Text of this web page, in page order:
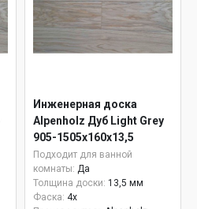
Инженерная доска
Alpenholz Дуб Light Grey
905-1505х160х13,5
Подходит для ванной
комнаты: Да
Толщина доски: 13,5 мм
Фаска: 4x